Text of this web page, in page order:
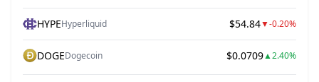
HYPEHyperliquid $54.84▼-0.20%
DOGEDogecoin $0.0709▲2.40%